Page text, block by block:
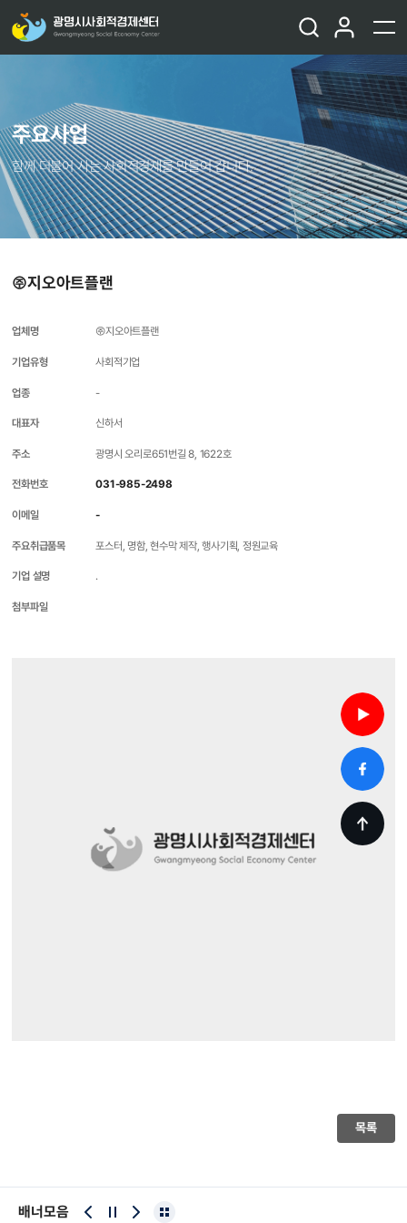
주요사업
함께 더불어 사는 사회적경제를 만들어 갑니다.
㈜지오아트플랜
업체명 ㈜지오아트플랜
기업유형 사회적기업
업종 -
대표자 신하서
주소 광명시 오리로651번길 8, 1622호
전화번호 031-985-2498
이메일 -
주요취급품목 포스터, 명함, 현수막 제작, 행사기획, 정원교육
기업 설명 .
첨부파일
목록
배너모음